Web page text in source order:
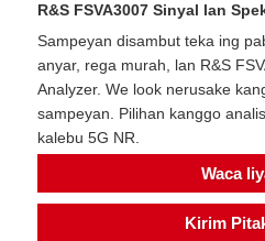
R&S FSVA3007 Sinyal lan
Sampeyan disambut teka ing
anyar, rega murah, lan R&S
Analyzer. We look nerusake
sampeyan. Pilihan kanggo
kalebu 5G NR.
Waca
Kirim